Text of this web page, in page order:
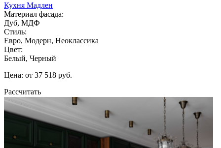
Кухня Мадлен
Материал фасада:
Дуб, МДФ
Стиль:
Евро, Модерн, Неоклассика
Цвет:
Белый, Черный
Цена: от 37 518 руб.
Рассчитать